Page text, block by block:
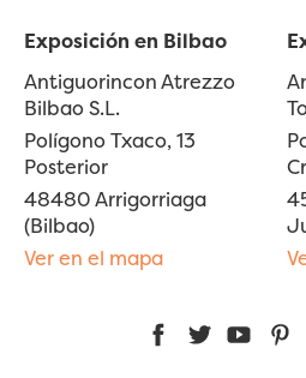
Exposición en Bilbao
Antiguorincon Atrezzo
Bilbao S.L.
Polígono Txaco, 13
Posterior
48480 Arrigorriaga
(Bilbao)
Ver en el mapa
FacebookTwitter